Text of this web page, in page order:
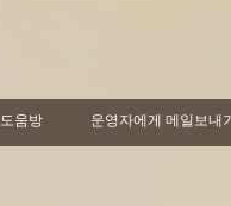
도움방 운영자에게 메일보내